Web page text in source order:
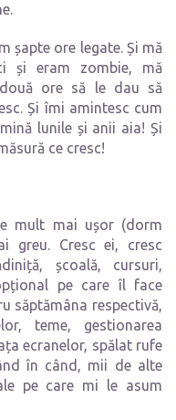
șapte ore legate. Și mă
și eram zombie, mă
ore să le dau să
Și îmi amintesc cum
lunile și anii aia! Și
ce cresc!
mult mai ușor (dorm
greu. Cresc ei, cresc
școală, cursuri,
pe care îl face
săptămâna respectivă,
teme, gestionarea
ecranelor, spălat rufe
în când, mii de alte
pe care mi le asum